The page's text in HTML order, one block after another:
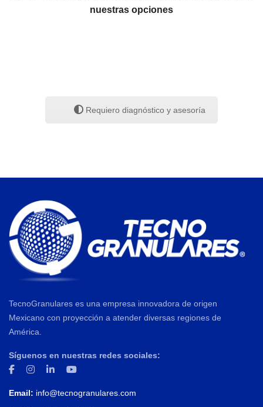
nuestras opciones
Requiero diagnóstico y asesoría
TecnoGranulares es una empresa innovadora de origen
Mexicano con proyección a atender diversas regiones de
América.
Síguenos en nuestras redes sociales:
Email: info@tecnogranulares.com